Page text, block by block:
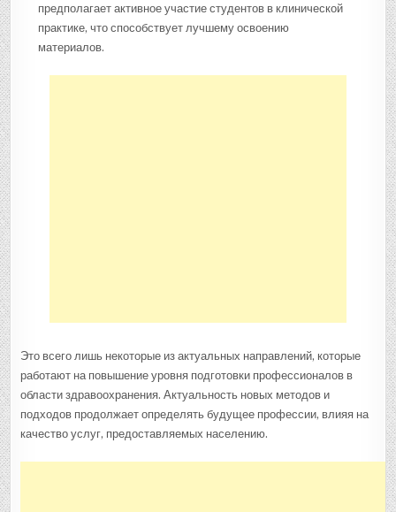
предполагает активное участие студентов в клинической
практике, что способствует лучшему освоению
материалов.
Это всего лишь некоторые из актуальных направлений, которые
работают на повышение уровня подготовки профессионалов в
области здравоохранения. Актуальность новых методов и
подходов продолжает определять будущее профессии, влияя на
качество услуг, предоставляемых населению.